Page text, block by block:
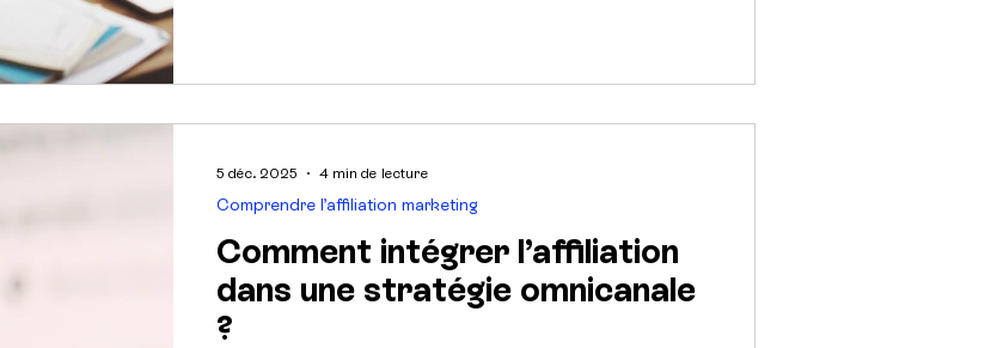
Comment intégrer l’affiliation
dans une stratégie omnicanale
?
Comprendre l’affiliation marketing
5 déc. 2025 4 min de lecture